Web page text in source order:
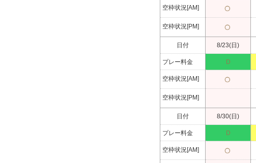
空枠状況[AM]
空枠状況[PM]
日付
プレー料金
空枠状況[AM]
空枠状況[PM]
8/23(日)
D
日付
プレー料金
空枠状況[AM]
8/30(日)
D